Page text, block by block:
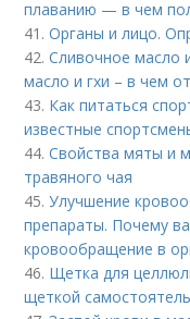
плаванию — в чем
41.Органы и лицо.
42.Сливочное масло
масло и гхи – в чем
43. Как питаться
известные
44.Свойства мяты и
травяного чая
45.Улучшение
препараты. Почему
кровообращение в
46. Щетка для
щеткой